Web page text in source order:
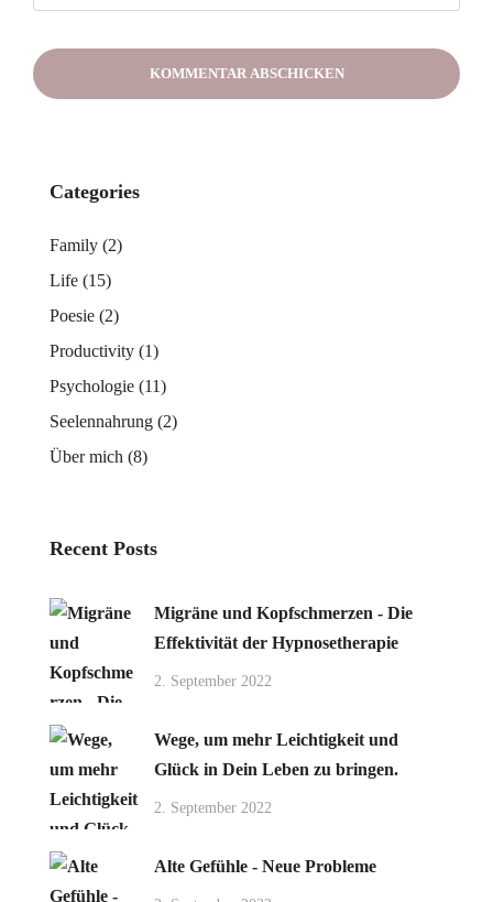
Categories
Family (2)
Life (15)
Poesie (2)
Productivity (1)
Psychologie (11)
Seelennahrung (2)
Über mich (8)
Recent Posts
Migräne und Kopfschmerzen - Die
Effektivität der Hypnosetherapie
2. September 2022
Wege, um mehr Leichtigkeit und
Glück in Dein Leben zu bringen.
2. September 2022
Alte Gefühle - Neue Probleme